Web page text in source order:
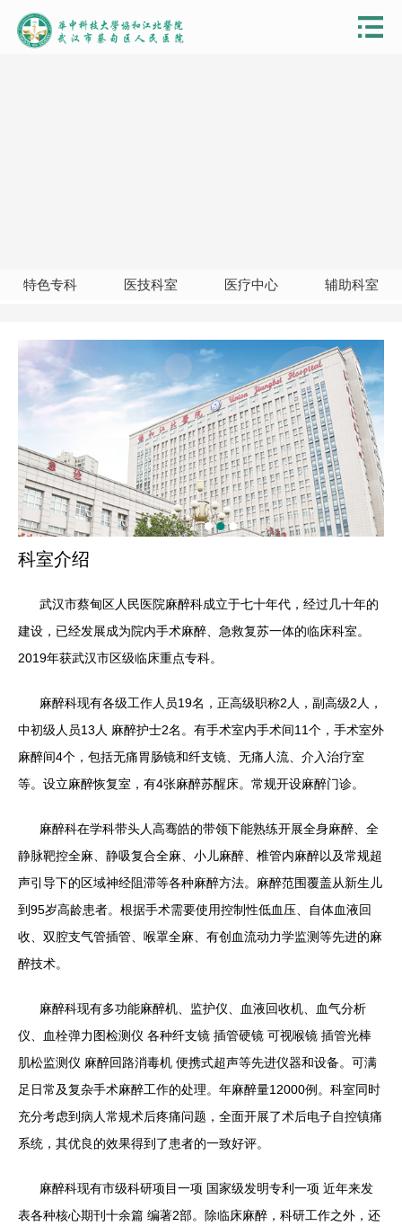
特色专科 医技科室 医疗中心 辅助科室
科室介绍
武汉市蔡甸区人民医院麻醉科成立于七十年代，经过几十年的
建设，已经发展成为院内手术麻醉、急救复苏一体的临床科室。
2019年获武汉市区级临床重点专科。
麻醉科现有各级工作人员19名，正高级职称2人，副高级2人，
中初级人员13人 麻醉护士2名。有手术室内手术间11个，手术室外
麻醉间4个，包括无痛胃肠镜和纤支镜、无痛人流、介入治疗室
等。设立麻醉恢复室，有4张麻醉苏醒床。常规开设麻醉门诊。
麻醉科在学科带头人高骞皓的带领下能熟练开展全身麻醉、全
静脉靶控全麻、静吸复合全麻、小儿麻醉、椎管内麻醉以及常规超
声引导下的区域神经阻滞等各种麻醉方法。麻醉范围覆盖从新生儿
到95岁高龄患者。根据手术需要使用控制性低血压、自体血液回
收、双腔支气管插管、喉罩全麻、有创血流动力学监测等先进的麻
醉技术。
麻醉科现有多功能麻醉机、监护仪、血液回收机、血气分析
仪、血栓弹力图检测仪 各种纤支镜 插管硬镜 可视喉镜 插管光棒
肌松监测仪 麻醉回路消毒机 便携式超声等先进仪器和设备。可满
足日常及复杂手术麻醉工作的处理。年麻醉量12000例。科室同时
充分考虑到病人常规术后疼痛问题，全面开展了术后电子自控镇痛
系统，其优良的效果得到了患者的一致好评。
麻醉科现有市级科研项目一项 国家级发明专利一项 近年来发
表各种核心期刊十余篇 编著2部。除临床麻醉，科研工作之外，还